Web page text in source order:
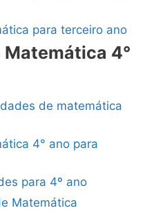
para terceiro ano
4°
de matemática
4° ano para
para 4º ano
Matemática